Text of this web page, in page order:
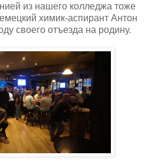
из нашего колледжа тоже
химик-аспирант Антон
своего отъезда на родину.